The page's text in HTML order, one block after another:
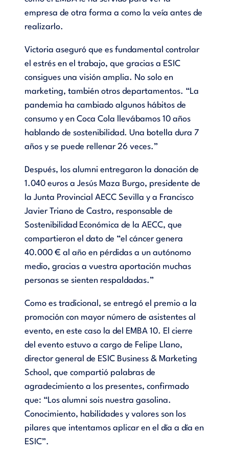
empresa de otra forma a como la veía antes de
realizarlo.
Victoria aseguró que es fundamental controlar
el estrés en el trabajo, que gracias a ESIC
consigues una visión amplia. No solo en
marketing, también otros departamentos. “La
pandemia ha cambiado algunos hábitos de
consumo y en Coca Cola llevábamos 10 años
hablando de sostenibilidad. Una botella dura 7
años y se puede rellenar 26 veces.”
Después, los alumni entregaron la donación de
1.040 euros a Jesús Maza Burgo, presidente de
la Junta Provincial AECC Sevilla y a Francisco
Javier Triano de Castro, responsable de
Sostenibilidad Económica de la AECC, que
compartieron el dato de “el cáncer genera
40.000 € al año en pérdidas a un autónomo
medio, gracias a vuestra aportación muchas
personas se sienten respaldadas.”
Como es tradicional, se entregó el premio a la
promoción con mayor número de asistentes al
evento, en este caso la del EMBA 10. El cierre
del evento estuvo a cargo de Felipe Llano,
director general de ESIC Business & Marketing
School, que compartió palabras de
agradecimiento a los presentes, confirmado
que: “Los alumni sois nuestra gasolina.
Conocimiento, habilidades y valores son los
pilares que intentamos aplicar en el día a día en
ESIC”.